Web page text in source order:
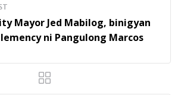
Mayor Jed Mabilog, binigyan
ni Pangulong Marcos